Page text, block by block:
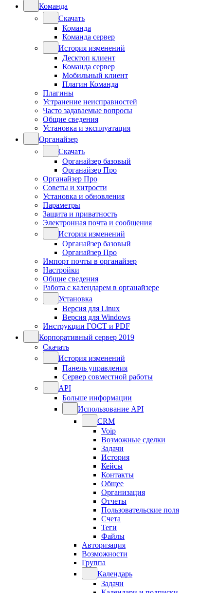
Команда
Скачать
Команда
Команда сервер
История изменений
Десктоп клиент
Команда сервер
Мобильный клиент
Плагин Команда
Плагины
Устранение неисправностей
Часто задаваемые вопросы
Общие сведения
Установка и эксплуатация
Органайзер
Скачать
Органайзер базовый
Органайзер Про
Органайзер Про
Советы и хитрости
Установка и обновления
Параметры
Защита и приватность
Электронная почта и сообщения
История изменений
Органайзер базовый
Органайзер Про
Импорт почты в органайзер
Настройки
Общие сведения
Работа с календарем в органайзере
Установка
Версия для Linux
Версия для Windows
Инструкции ГОСТ и PDF
Корпоративный сервер 2019
Скачать
История изменений
Панель управления
Сервер совместной работы
API
Больше информации
Использование API
CRM
Voip
Возможные сделки
Задачи
История
Кейсы
Контакты
Общее
Организация
Отчеты
Пользовательские поля
Счета
Теги
Файлы
Авторизация
Возможности
Группа
Календарь
Задачи